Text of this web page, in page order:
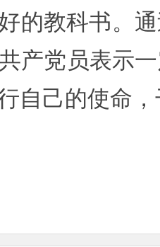
的教科书。
产党员表示
自己的使命